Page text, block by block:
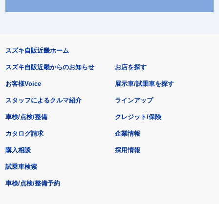
スズキ自販近畿ホーム
スズキ自販近畿からのお知らせ
お客様Voice
スタッフによるクルマ紹介
お店を探す
展示車/試乗車を探す
ラインアップ
車検/点検/整備 クレジット/保険
カタログ請求
購入相談
試乗車検索
車検/点検/整備予約
企業情報
採用情報